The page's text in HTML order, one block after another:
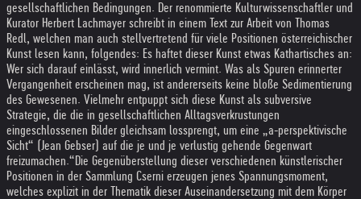
gesellschaftlichen Bedingungen. Der renommierte Kulturwissenschaftler und
Kurator Herbert Lachmayer schreibt in einem Text zur Arbeit von Thomas
Redl, welchen man auch stellvertretend für viele Positionen österreichischer
Kunst lesen kann, folgendes: Es haftet dieser Kunst etwas Kathartisches an:
Wer sich darauf einlässt, wird innerlich vermint. Was als Spuren erinnerter
Vergangenheit erscheinen mag, ist andererseits keine bloße Sedimentierung
des Gewesenen. Vielmehr entpuppt sich diese Kunst als subversive
Strategie, die die in gesellschaftlichen Alltagsverkrustungen
eingeschlossenen Bilder gleichsam lossprengt, um eine „a-perspektivische
Sicht“ (Jean Gebser) auf die je und je verlustig gehende Gegenwart
freizumachen.“ Die Gegenüberstellung dieser verschiedenen künstlerischer
Positionen in der Sammlung Cserni erzeugen jenes Spannungsmoment,
welches explizit in der Thematik dieser Auseinandersetzung mit dem Körper